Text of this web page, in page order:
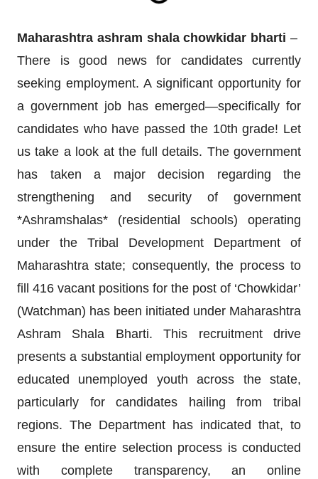
Maharashtra ashram shala chowkidar bharti –
There is good news for candidates currently
seeking employment. A significant opportunity for
a government job has emerged—specifically for
candidates who have passed the 10th grade! Let
us take a look at the full details. The government
has taken a major decision regarding the
strengthening and security of government
*Ashramshalas* (residential schools) operating
under the Tribal Development Department of
Maharashtra state; consequently, the process to
fill 416 vacant positions for the post of ‘Chowkidar’
(Watchman) has been initiated under Maharashtra
Ashram Shala Bharti. This recruitment drive
presents a substantial employment opportunity for
educated unemployed youth across the state,
particularly for candidates hailing from tribal
regions. The Department has indicated that, to
ensure the entire selection process is conducted
with complete transparency, an online